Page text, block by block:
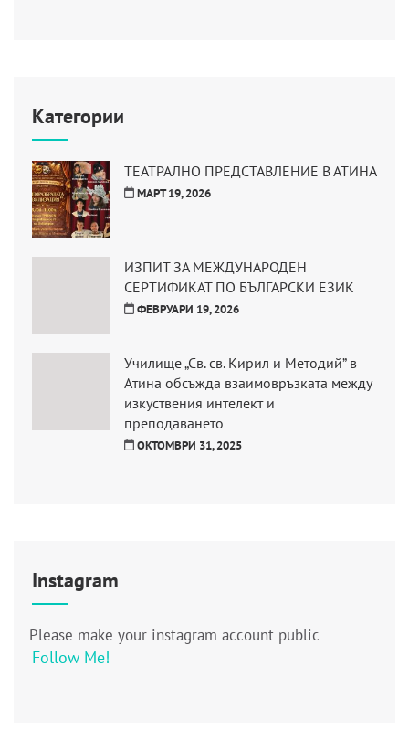
Категории
ТЕАТРАЛНО ПРЕДСТАВЛЕНИЕ В АТИНА
МАРТ 19, 2026
ИЗПИТ ЗА МЕЖДУНАРОДЕН
СЕРТИФИКАТ ПО БЪЛГАРСКИ ЕЗИК
ФЕВРУАРИ 19, 2026
Училище „Св. св. Кирил и Методий” в
Атина обсъжда взаимовръзката между
изкуствения интелект и
преподаването
ОКТОМВРИ 31, 2025
Instagram
Please make your instagram account public
Follow Me!